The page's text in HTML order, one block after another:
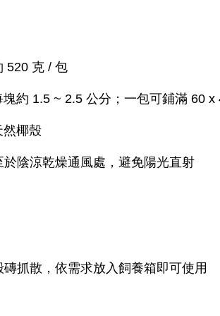
克 / 包
塊約 1.5 ~ 2.5 公分；一包可鋪滿 60 x
椰殼
於陰涼乾燥通風處，避免陽光直射
抓散，依需求放入飼養箱即可使用